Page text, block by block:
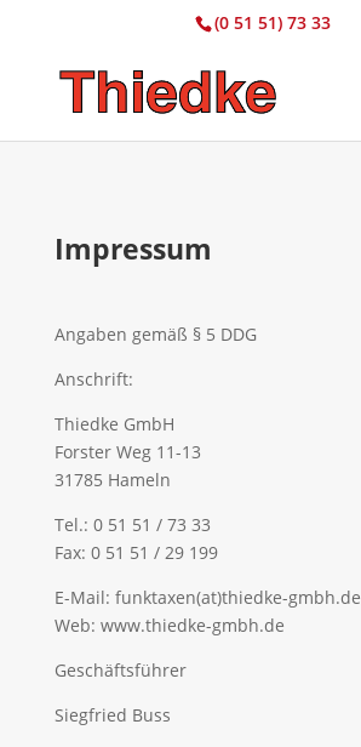
(0 51 51) 73 33
Impressum
Angaben gemäß § 5 DDG
Anschrift:
Thiedke GmbH
Forster Weg 11-13
31785 Hameln
Tel.: 0 51 51 / 73 33
Fax: 0 51 51 / 29 199
E-Mail: funktaxen(at)thiedke-gmbh.de
Web: www.thiedke-gmbh.de
Geschäftsführer
Siegfried Buss